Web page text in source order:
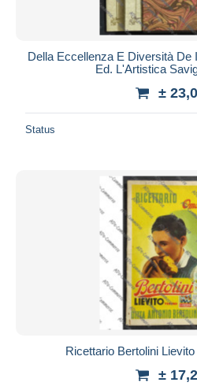
Della Eccellenza E Diversità De
Ed. L'Artistica
±
Status
Ricettario Bertolini
±